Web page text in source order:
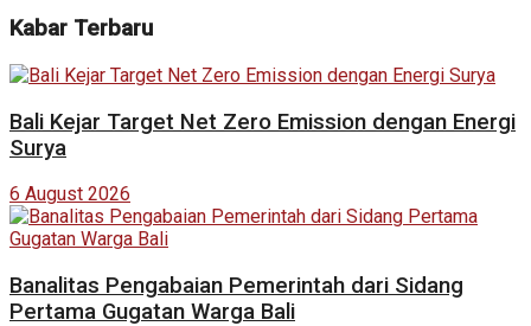
Kabar Terbaru
Bali Kejar Target Net Zero Emission dengan Energi
Surya
6 August 2026
Banalitas Pengabaian Pemerintah dari Sidang
Pertama Gugatan Warga Bali